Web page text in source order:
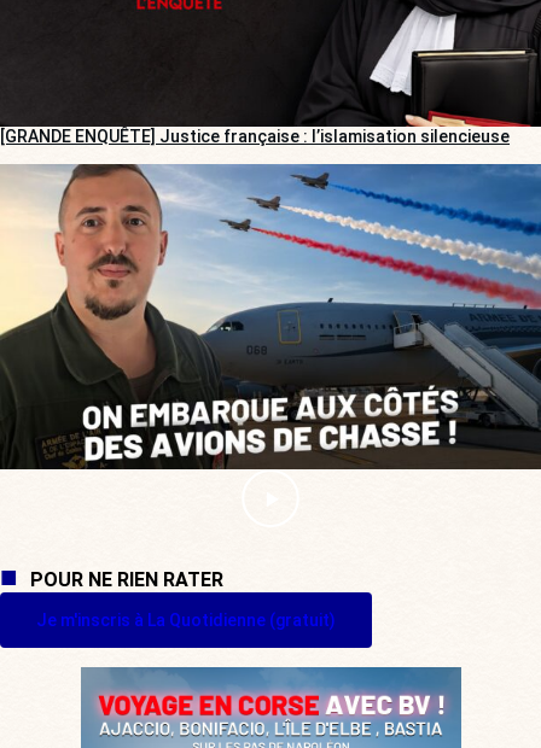
[GRANDE ENQUÊTE] Justice française : l’islamisation silencieuse
POUR NE RIEN RATER
Je m'inscris à La Quotidienne (gratuit)